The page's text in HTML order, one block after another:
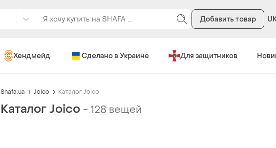
Добавить товар
Хендмейд Сделано в Украине Для защитников
Shafa.ua Joico Каталог Joico
Каталог Joico -128 вещей